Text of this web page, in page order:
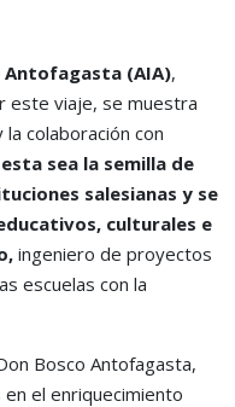
Antofagasta (AIA),
este viaje, se muestra
colaboración con
sea la semilla de
salesianas y se
culturales e
ingeniero de proyectos
escuelas con la
Bosco Antofagasta,
en el enriquecimiento